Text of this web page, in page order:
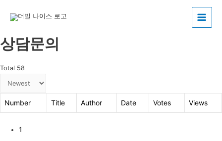
Main
상담문의
Total 58
Number Title Author Date Votes Views
1